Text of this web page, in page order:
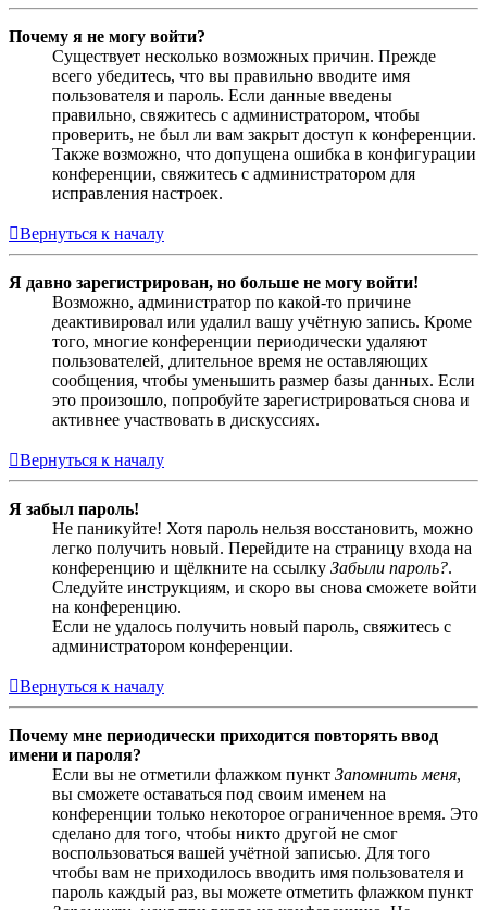
Почему я не могу войти?
Существует несколько возможных причин. Прежде
всего убедитесь, что вы правильно вводите имя
пользователя и пароль. Если данные введены
правильно, свяжитесь с администратором, чтобы
проверить, не был ли вам закрыт доступ к конференции.
Также возможно, что допущена ошибка в конфигурации
конференции, свяжитесь с администратором для
исправления настроек.
Вернуться к началу
Я давно зарегистрирован, но больше не могу войти!
Возможно, администратор по какой-то причине
деактивировал или удалил вашу учётную запись. Кроме
того, многие конференции периодически удаляют
пользователей, длительное время не оставляющих
сообщения, чтобы уменьшить размер базы данных. Если
это произошло, попробуйте зарегистрироваться снова и
активнее участвовать в дискуссиях.
Вернуться к началу
Я забыл пароль!
Не паникуйте! Хотя пароль нельзя восстановить, можно
легко получить новый. Перейдите на страницу входа на
конференцию и щёлкните на ссылку Забыли пароль?.
Следуйте инструкциям, и скоро вы снова сможете войти
на конференцию.
Если не удалось получить новый пароль, свяжитесь с
администратором конференции.
Вернуться к началу
Почему мне периодически приходится повторять ввод
имени и пароля?
Если вы не отметили флажком пункт Запомнить меня,
вы сможете оставаться под своим именем на
конференции только некоторое ограниченное время. Это
сделано для того, чтобы никто другой не смог
воспользоваться вашей учётной записью. Для того
чтобы вам не приходилось вводить имя пользователя и
пароль каждый раз, вы можете отметить флажком пункт